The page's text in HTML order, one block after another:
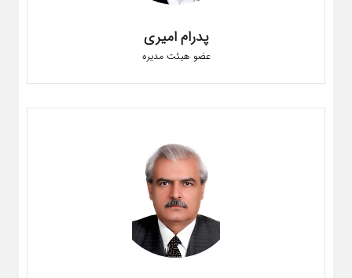
پدرام امیری
عضو هیئت مدیره